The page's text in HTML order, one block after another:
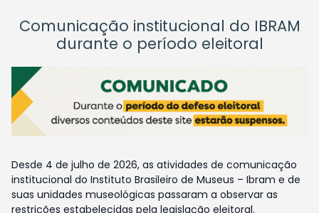
Comunicação institucional do IBRAM
durante o período eleitoral
Desde 4 de julho de 2026, as atividades de comunicação
institucional do Instituto Brasileiro de Museus – Ibram e de
suas unidades museológicas passaram a observar as
restrições estabelecidas pela legislação eleitoral.